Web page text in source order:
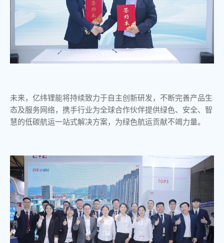
未来，亿纬锂能将持续致力于自主创新研发，不断完善产品生
态及服务网络，携手行业为全球合作伙伴提供绿色、安全、智
慧的低碳航运一站式解决方案，为绿色航运贡献不竭力量。